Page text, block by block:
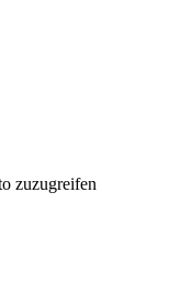
zuzugreifen